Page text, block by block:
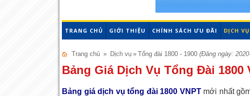
TRANG CHỦ GIỚI THIỆU CHÍNH SÁCH ƯU ĐÃI DỊCH VỤ
Trang chủ » Dịch vụ » Tổng đài 1800 - 1900 (Đăng ngày:
Bảng Giá Dịch Vụ Tổng Đài 1800
Bảng giá dịch vụ tổng đài 1800 VNPTmới nhất